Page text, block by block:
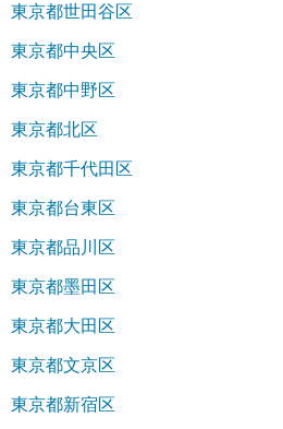
東京都世田谷区
東京都中央区
東京都中野区
東京都北区
東京都千代田区
東京都台東区
東京都品川区
東京都墨田区
東京都大田区
東京都文京区
東京都新宿区